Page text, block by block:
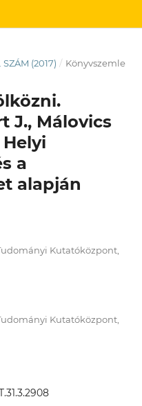
SZÁM (2017) / Könyvszemle
J., Málovics
Helyi
a
alapján
Kutatóközpont,
Kutatóközpont,